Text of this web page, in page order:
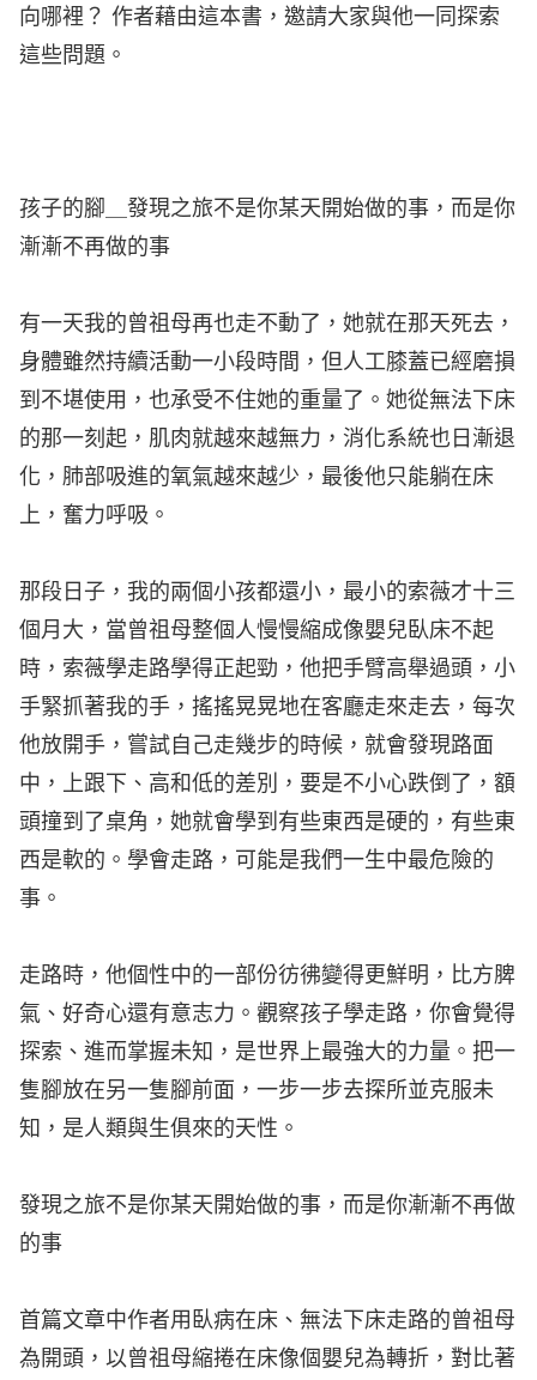
向哪裡？ 作者藉由這本書，邀請大家與他一同探索
這些問題。
孩子的腳＿發現之旅不是你某天開始做的事，而是你
漸漸不再做的事
有一天我的曾祖母再也走不動了，她就在那天死去，
身體雖然持續活動一小段時間，但人工膝蓋已經磨損
到不堪使用，也承受不住她的重量了。她從無法下床
的那一刻起，肌肉就越來越無力，消化系統也日漸退
化，肺部吸進的氧氣越來越少，最後他只能躺在床
上，奮力呼吸。
那段日子，我的兩個小孩都還小，最小的索薇才十三
個月大，當曾祖母整個人慢慢縮成像嬰兒臥床不起
時，索薇學走路學得正起勁，他把手臂高舉過頭，小
手緊抓著我的手，搖搖晃晃地在客廳走來走去，每次
他放開手，嘗試自己走幾步的時候，就會發現路面
中，上跟下、高和低的差別，要是不小心跌倒了，額
頭撞到了桌角，她就會學到有些東西是硬的，有些東
西是軟的。學會走路，可能是我們一生中最危險的
事。
走路時，他個性中的一部份彷彿變得更鮮明，比方脾
氣、好奇心還有意志力。觀察孩子學走路，你會覺得
探索、進而掌握未知，是世界上最強大的力量。把一
隻腳放在另一隻腳前面，一步一步去探所並克服未
知，是人類與生俱來的天性。
發現之旅不是你某天開始做的事，而是你漸漸不再做
的事
首篇文章中作者用臥病在床、無法下床走路的曾祖母
為開頭，以曾祖母縮捲在床像個嬰兒為轉折，對比著